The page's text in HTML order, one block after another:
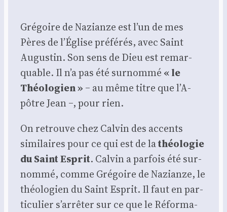
Gré­goire de Nazianze est l’un de mes
Pères de l’É­glise pré­fé­rés, avec Saint
Augus­tin. Son sens de Dieu est remar­
quable. Il n’a pas été sur­nom­mé « le
Théo­lo­gien » ‒ au même titre que l’A­
pôtre Jean ‒, pour rien.
On retrouve chez Cal­vin des accents
simi­laires pour ce qui est de lathéo­lo­gie
du Saint Esprit. Cal­vin a par­fois été sur­
nom­mé, comme Gré­goire de Nazianze, le
théo­lo­gien du Saint Esprit. Il faut en par­
ti­cu­lier s’ar­rê­ter sur ce que le Réfor­ma­